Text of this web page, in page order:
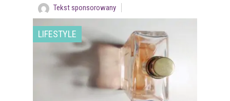
Tekst sponsorowany
LIFESTYLE